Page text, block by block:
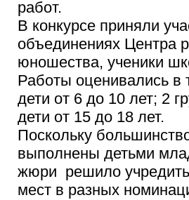
работ.
В конкурсе приняли
объединениях Центра
юношества, ученики
Работы оценивались в
дети от 6 до 10 лет; 2
дети от 15 до 18 лет.
Поскольку
выполнены детьми
жюри решило учредить
мест в разных